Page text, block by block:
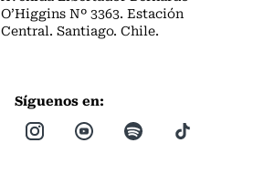
O’Higgins Nº 3363. Estación
Central. Santiago. Chile.
Síguenos en: